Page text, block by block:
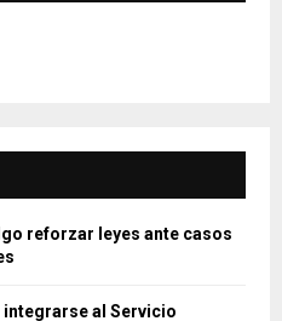
reforzar leyes ante casos
integrarse al Servicio